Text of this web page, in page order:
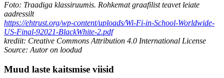
Foto: Traadiga klassiruumis. Rohkemat graafilist teavet leiate
aadressilt
https://ehtrust.org/wp-content/uploads/Wi-Fi-in-School-Worldwide-
US-Final-92021-BlackWhite-2.pdf
krediit: Creative Commons Attribution 4.0 International License
Source: Autor on loodud
Muud laste kaitsmise viisid